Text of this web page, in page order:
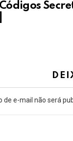
de e-mail não será